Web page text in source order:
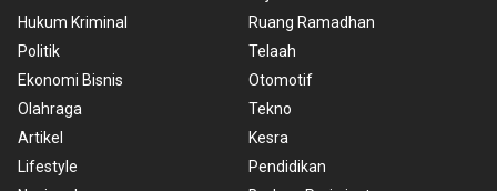
Hukum Kriminal
Politik
Ekonomi Bisnis
Olahraga
Artikel
Lifestyle
Ruang Ramadhan
Telaah
Otomotif
Tekno
Kesra
Pendidikan